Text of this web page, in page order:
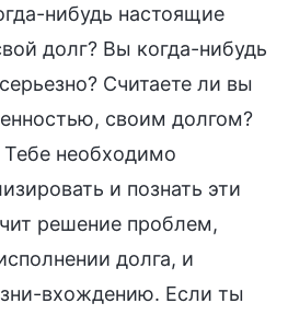
нибудь настоящие
долг? Вы когда-нибудь
Считаете ли вы
своим долгом?
Тебе необходимо
и познать эти
решение проблем,
долга, и
вхождению. Если ты